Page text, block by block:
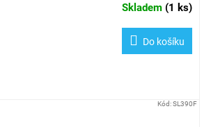
Skladem (1 ks)
Do košíku
Kód:SL390F